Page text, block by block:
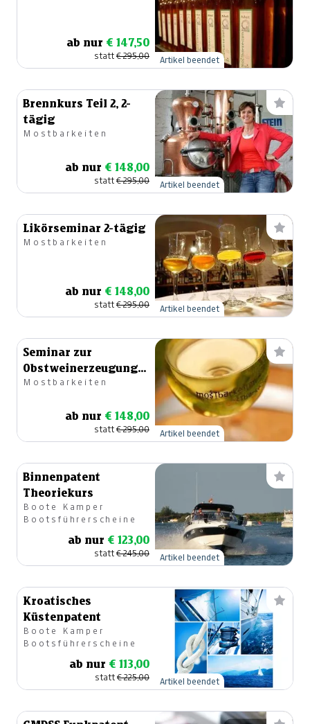
ab nur € 147,50
statt€ 295,00 Artikel beendet
Brennkurs Teil 2, 2-
tägig
Mostbarkeiten
ab nur € 148,00
statt€ 295,00 Artikel beendet
Likörseminar 2-tägig
Mostbarkeiten
ab nur € 148,00
statt€ 295,00 Artikel beendet
Seminar zur
Obstweinerzeugung
2-tägig
Mostbarkeiten
ab nur € 148,00
statt€ 295,00 Artikel beendet
Binnenpatent
Theoriekurs
Boote Kamper
Bootsführerscheine
ab nur € 123,00
statt€ 245,00 Artikel beendet
Kroatisches
Küstenpatent
Boote Kamper
Bootsführerscheine
ab nur € 113,00
statt€ 225,00 Artikel beendet